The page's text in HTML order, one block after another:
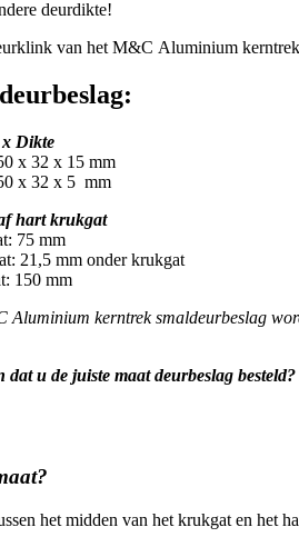
deurdikte!
van het M&C Aluminium
x Dikte
x 32 x 15 mm
x 32 x 5 mm
hart krukgat
75 mm
21,5 mm onder krukgat
150 mm
Aluminium kerntrek smaldeurbeslag
dat u de juiste maat deurbeslag
het midden van het krukgat en het